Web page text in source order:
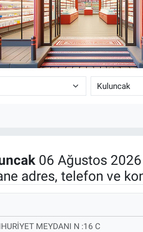
06 Ağustos
adres, telefon ve
MEYDANI N :16 C